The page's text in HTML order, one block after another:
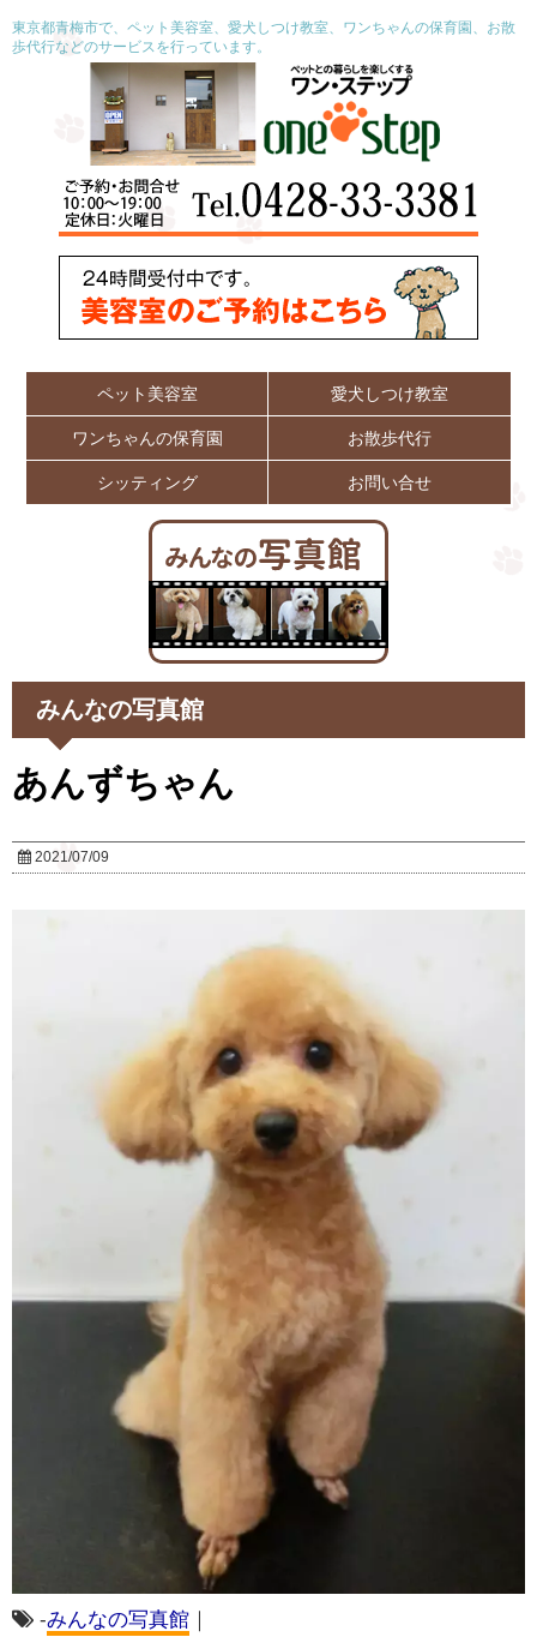
東京都青梅市で、ペット美容室、愛犬しつけ教室、ワンちゃんの保育園、お散
歩代行などのサービスを行っています。
ペット美容室 愛犬しつけ教室
ワンちゃんの保育園 お散歩代行
シッティング お問い合せ
みんなの写真館
あんずちゃん
2021/07/09
-みんなの写真館